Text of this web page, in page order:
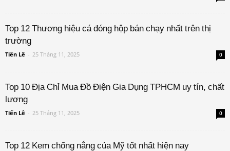
Top 12 Thương hiệu cá đóng hộp bán chạy nhất trên thị
trường
Tiến Lê - 25 Tháng 11, 2025 0
Top 10 Địa Chỉ Mua Đồ Điện Gia Dụng TPHCM uy tín, chất
lượng
Tiến Lê - 25 Tháng 11, 2025 0
Top 12 Kem chống nắng của Mỹ tốt nhất hiện nay